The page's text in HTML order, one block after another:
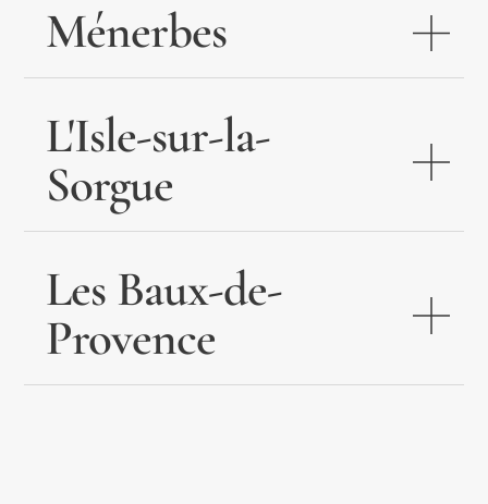
Ménerbes
L'Isle-sur-la-
Sorgue
Les Baux-de-
Provence